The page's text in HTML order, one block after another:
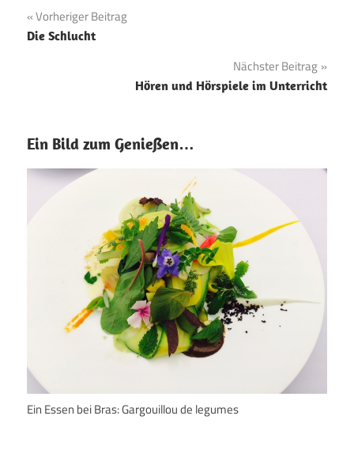
veranschaulicht er die
Komplexität des Netzes
Beitragsnavigation
Vorheriger Beitrag
Die Schlucht
Nächster Beitrag
Hören und Hörspiele im Unterricht
Ein Bild zum Genießen…
Ein Essen bei Bras: Gargouillou de legumes